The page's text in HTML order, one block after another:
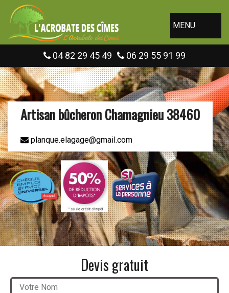
MENU
04 82 29 45 49 06 29 55 91 99
Artisan bûcheron Chamagnieu 38460
planque.elagage@gmail.com
Devis gratuit